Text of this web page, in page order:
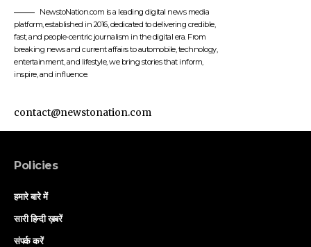
NewstoNation.com is a leading digital news media
platform, established in 2016, dedicated to delivering credible,
fast, and people-centric journalism in the digital era. From
breaking news and current affairs to automobile, technology,
entertainment, and lifestyle, we bring stories that inform,
inspire, and influence.
contact@newstonation.com
Policies
हमारे बारे में
सारी हिन्दी ख़बरें
संपर्क करें